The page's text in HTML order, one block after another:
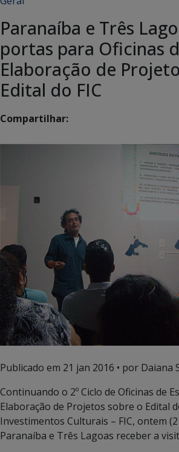
Paranaíba e Três
portas para Oficinas
Elaboração de
Edital do FIC
Compartilhar:
Publicado em 21 jan 2016 • por Daiana
Continuando o 2º Ciclo de Oficinas de
Elaboração de Projetos sobre o Edital
Investimentos Culturais – FIC, ontem
Paranaíba e Três Lagoas receber a